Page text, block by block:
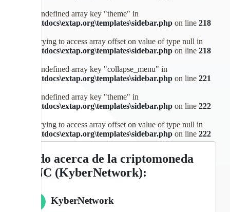
: Undefined array key "theme" in
C:\xampp\htdocs\extap.org\templates\sidebar.php on line 218
: Trying to access array offset on value of type null in
C:\xampp\htdocs\extap.org\templates\sidebar.php on line 218
: Undefined array key "collapse_menu" in
C:\xampp\htdocs\extap.org\templates\sidebar.php on line 221
: Undefined array key "theme" in
C:\xampp\htdocs\extap.org\templates\sidebar.php on line 222
: Trying to access array offset on value of type null in
C:\xampp\htdocs\extap.org\templates\sidebar.php on line 222
Todo acerca de la criptomoneda
KNC (KyberNetwork):
KyberNetwork